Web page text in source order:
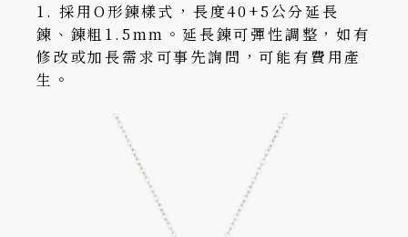
1. 採用O形鍊樣式，長度40+5公分延長
鍊、鍊粗1.5mm。延長鍊可彈性調整，如有
修改或加長需求可事先詢問，可能有費用產
生。